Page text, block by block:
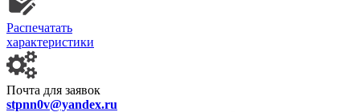
Распечатать
характеристики
Почта для заявок
stpnn0v@yandex.ru